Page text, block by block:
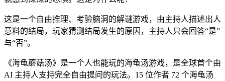
这是一个自由推理、考验脑洞的解谜游戏，由主持人描述出人
意料的结局，玩家猜测结局发生的原因，主持人只会回答“是”
与“否”。
《海龟蘑菇汤》是一个人也能玩的海龟汤游戏，是全球首个由
AI 主持人支持完全自由提问的玩法。15 位作者 72 个海龟汤